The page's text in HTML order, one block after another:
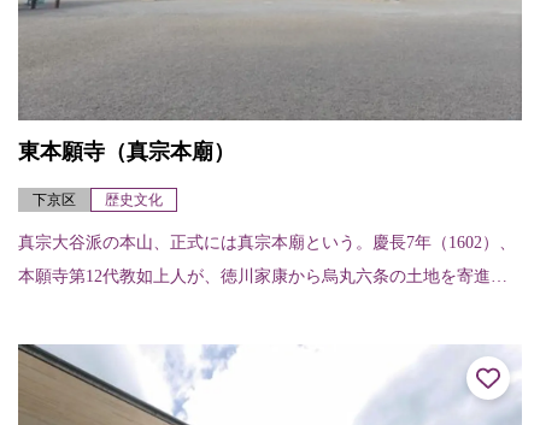
東本願寺（真宗本廟）
下京区 歴史文化
真宗大谷派の本山、正式には真宗本廟という。慶長7年（1602）、
本願寺第12代教如上人が、徳川家康から烏丸六条の土地を寄進さ
影堂は、明...